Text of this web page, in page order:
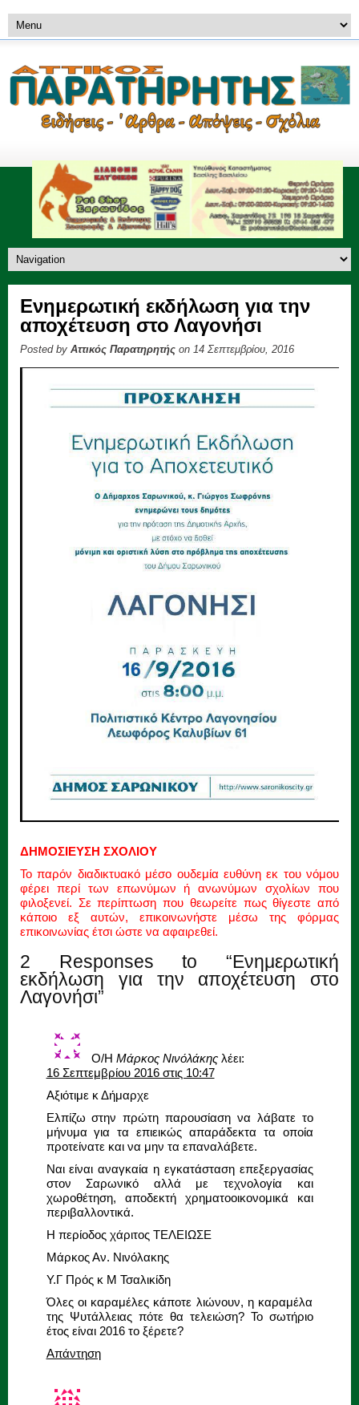
Ενημερωτική εκδήλωση για την
αποχέτευση στο Λαγονήσι
Posted by Αττικός Παρατηρητής on 14 Σεπτεμβρίου, 2016
ΔΗΜΟΣΙΕΥΣΗ ΣΧΟΛΙΟΥ
Το παρόν διαδικτυακό μέσο ουδεμία ευθύνη εκ του νόμου
φέρει περί των επωνύμων ή ανωνύμων σχολίων που
φιλοξενεί. Σε περίπτωση που θεωρείτε πως θίγεστε από
κάποιο εξ αυτών, επικοινωνήστε μέσω της φόρμας
επικοινωνίας έτσι ώστε να αφαιρεθεί.
2 Responses to “Ενημερωτική
εκδήλωση για την αποχέτευση στο
Λαγονήσι”
Ο/Η Μάρκος Νινόλάκης λέει:
16 Σεπτεμβρίου 2016 στις 10:47
Αξιότιμε κ Δήμαρχε
Ελπίζω στην πρώτη παρουσίαση να λάβατε το
μήνυμα για τα επιεικώς απαράδεκτα τα οποία
προτείνατε και να μην τα επαναλάβετε.
Ναι είναι αναγκαία η εγκατάσταση επεξεργασίας
στον Σαρωνικό αλλά με τεχνολογία και
χωροθέτηση, αποδεκτή χρηματοοικονομικά και
περιβαλλοντικά.
Η περίοδος χάριτος ΤΕΛΕΙΩΣΕ
Μάρκος Αν. Νινόλακης
Υ.Γ Πρός κ Μ Τσαλικίδη
Όλες οι καραμέλες κάποτε λιώνουν, η καραμέλα
της Ψυτάλλειας πότε θα τελειώση? Το σωτήριο
έτος είναι 2016 το ξέρετε?
Απάντηση